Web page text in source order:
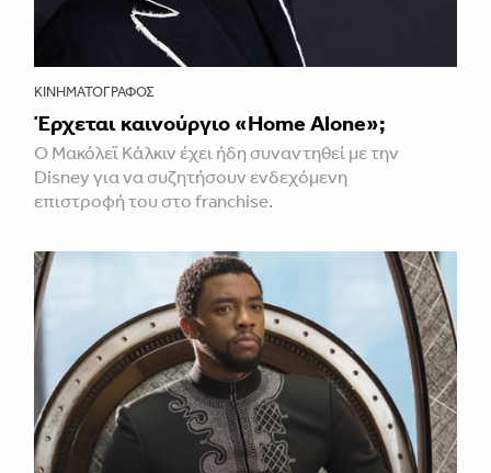
ΚΙΝΗΜΑΤΟΓΡΆΦΟΣ
Έρχεται καινούργιο «Home Alone»;
Ο Μακόλεϊ Κάλκιν έχει ήδη συναντηθεί με την
Disney για να συζητήσουν ενδεχόμενη
επιστροφή του στο franchise.